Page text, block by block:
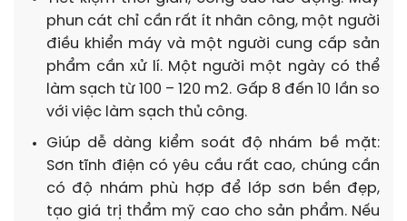
phun cát chỉ cần rất ít nhân công, một người
điều khiển máy và một người cung cấp sản
phẩm cần xử lí. Một người một ngày có thể
làm sạch từ 100 – 120 m2. Gấp 8 đến 10 lần so
với việc làm sạch thủ công.
Giúp dễ dàng kiểm soát độ nhám bề mặt:
Sơn tĩnh điện có yêu cầu rất cao, chúng cần
có độ nhám phù hợp để lớp sơn bền đẹp,
tạo giá trị thẩm mỹ cao cho sản phẩm. Nếu